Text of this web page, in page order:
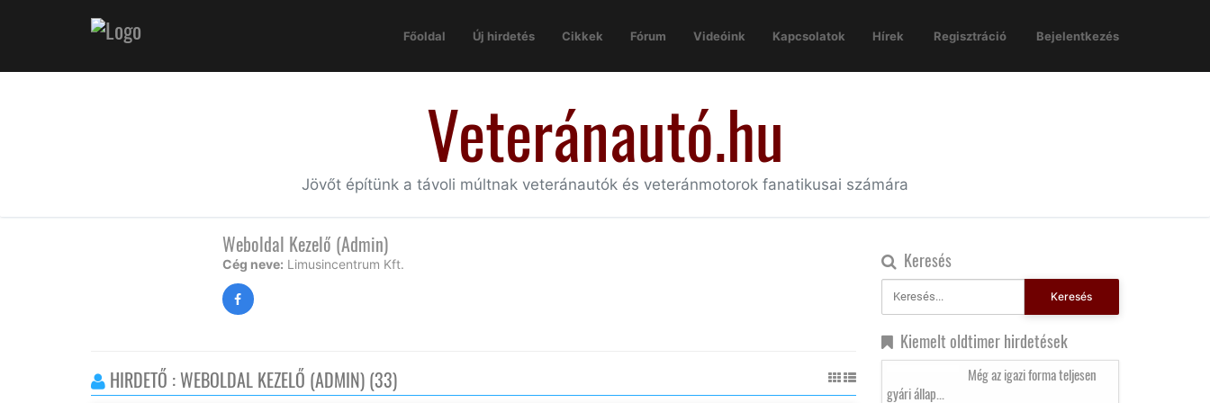
Főoldal Új hirdetés Cikkek Fórum Videóink Kapcsolatok Hírek Regisztráció Bejelentkezés
Veteránautó.hu
Jövőt építünk a távoli múltnak veteránautók és veteránmotorok fanatikusai számára
Weboldal Kezelő (Admin)
Cég neve: Limusincentrum Kft.
HIRDETŐ : WEBOLDAL KEZELŐ (ADMIN) (33)
Keresés
Keresés
Kiemelt oldtimer hirdetések
Még az igazi forma teljesen
gyári állap...